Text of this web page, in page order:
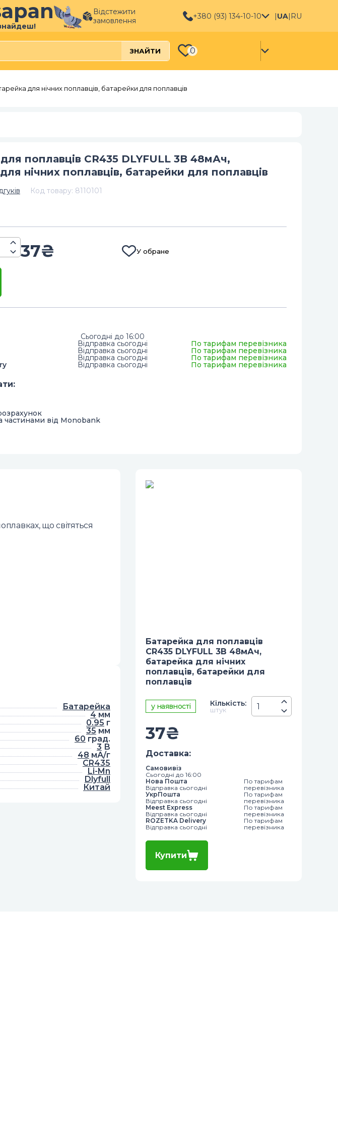
Відстежити
замовлення
+380 (93) 134-10-10 |UA| RU
ЗНАЙТИ 0
для нічних поплавців, батарейки для поплавців
поплавців CR435 DLYFULL 3В 48мАч,
нічних поплавців, батарейки для поплавців
Код товару: 8110101
37₴ У обране
Сьогодні до 16:00
Відправка сьогодні По тарифам перевізника
Відправка сьогодні По тарифам перевізника
Відправка сьогодні По тарифам перевізника
Відправка сьогодні По тарифам перевізника
:
частинами від Monobank
що світяться
Батарейка
4 мм
0.95 г
35 мм
60 град.
3 В
48 мА/г
CR435
Li-Mn
Dlyfull
Китай
Батарейка для поплавців
CR435 DLYFULL 3В 48мАч,
батарейка для нічних
поплавців, батарейки для
поплавців
у наявності Кiлькiсть:
штук
37₴
Доставка:
Самовивіз
Сьогодні до 16:00
Нова Пошта
Відправка сьогодні
По тарифам
перевізника
УкрПошта
Відправка сьогодні
По тарифам
перевізника
Meest Express
Відправка сьогодні
По тарифам
перевізника
ROZETKA Delivery
Відправка сьогодні
По тарифам
перевізника
Купити